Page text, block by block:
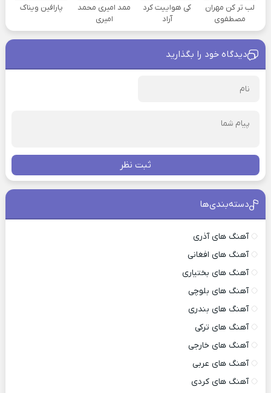
لب تر کن مهران
مصطفوی
کی هواییت کرد
آراد
ممد امیری محمد
امیری
پارافین ویناک
دیدگاه خود را بگذارید
ثبت نظر
دسته‌بندی‌ها
آهنگ های آذری
آهنگ های افغانی
آهنگ های بختیاری
آهنگ های بلوچی
آهنگ های بندری
آهنگ های ترکی
آهنگ های خارجی
آهنگ های عربی
آهنگ های کردی